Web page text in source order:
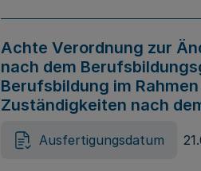
Achte Verordnung zur
nach dem
Berufsbildung im
Zuständigkeiten nach
Ausfertigungsdatum